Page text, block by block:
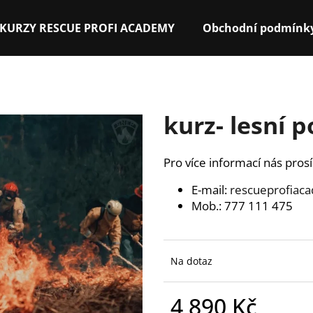
KURZY RESCUE PROFI ACADEMY Obchodní
kurz- lesní
Pro více informací nás
E-mail:
Mob.: 777 111 475
Na dotaz
4 890 Kč
HLEDAT
Doporučujeme